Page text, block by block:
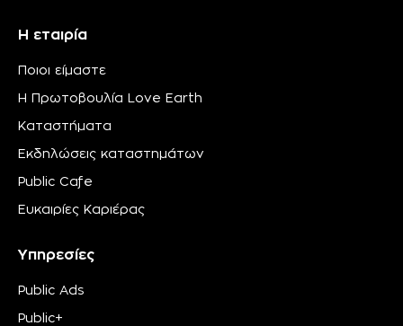
Η εταιρία
Ποιοι είμαστε
Η Πρωτοβουλία Love Earth
Καταστήματα
Εκδηλώσεις καταστημάτων
Public Cafe
Ευκαιρίες Καριέρας
Υπηρεσίες
Public Ads
Public+